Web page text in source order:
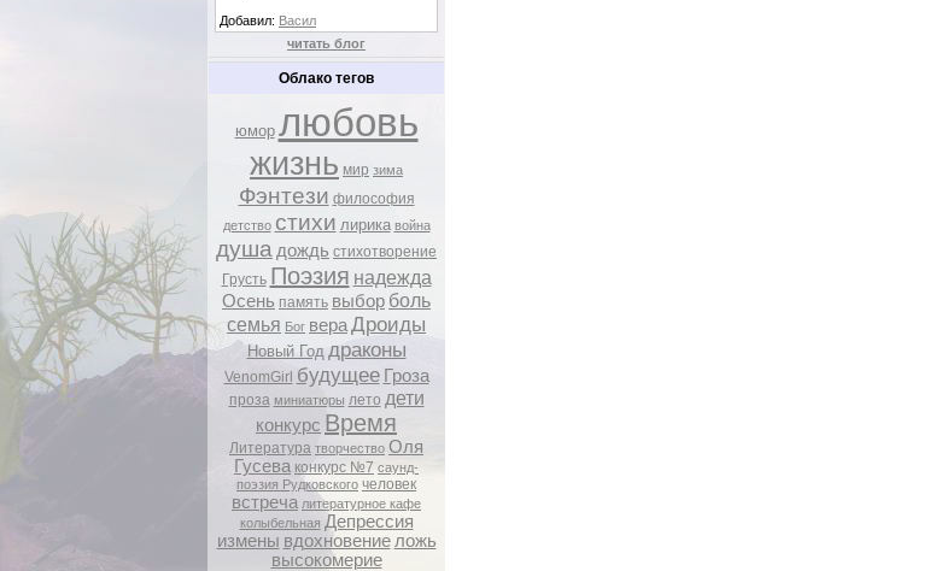
Добавил: Васил
читать блог
Облако тегов
юмор любовь
жизнь мир зима
Фэнтези философия
детство стихи лирика война
душа дождь стихотворение
Грусть Поэзия надежда
Осень память выбор боль
семья Бог вераДроиды
Новый Год драконы
VenomGirl будущее Гроза
проза миниатюры лето дети
конкурс Время
Литература творчество Оля
Гусева конкурс №7 саунд-
поэзия Рудковского человек
встреча литературное кафе
колыбельная Депрессия
измены вдохновение ложь
высокомерие